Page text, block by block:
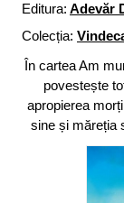
Editura: Adevăr
Colecția:
În cartea Am
povestește
apropierea
sine și măreția